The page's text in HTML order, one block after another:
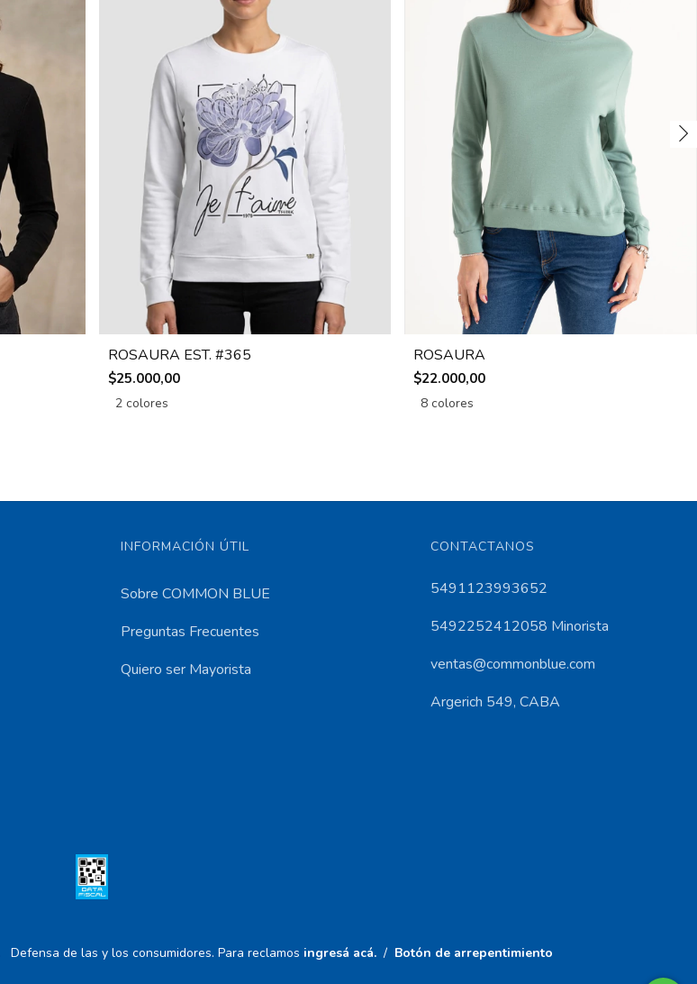
ROSAURA EST. #365
$25.000,00
2 colores
ROSAURA
$22.000,00
8 colores
INFORMACIÓN ÚTIL
Sobre COMMON BLUE
Preguntas Frecuentes
Quiero ser Mayorista
CONTACTANOS
5491123993652
5492252412058 Minorista
ventas@commonblue.com
Argerich 549, CABA
Defensa de las y los consumidores. Para reclamos ingresá acá. / Botón de arrepentimiento